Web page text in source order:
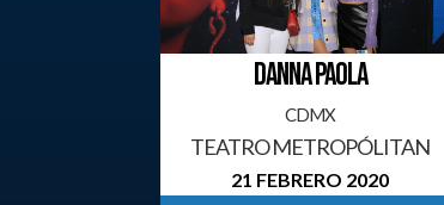
DANNA PAOLA
CDMX
TEATRO METROPÓLITAN
21 FEBRERO 2020